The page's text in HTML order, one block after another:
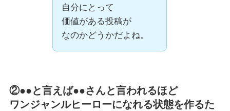
自分にとって
価値がある投稿が
なのかどうかだよね。
②●●と言えば●●さんと言われるほど
ワンジャンルヒーローになれる状態を作るた